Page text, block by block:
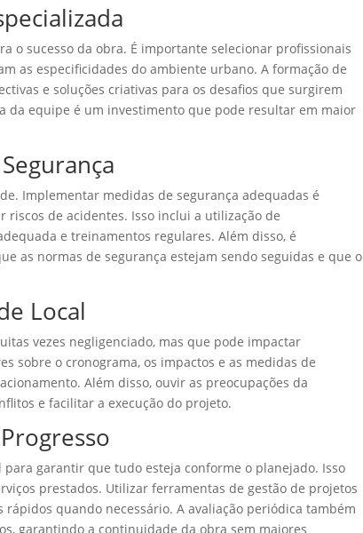
o sucesso da obra. É importante selecionar profissionais
as especificidades do ambiente urbano. A formação de
e soluções criativas para os desafios que surgirem
da equipe é um investimento que pode resultar em maior
Implementar medidas de segurança adequadas é
de acidentes. Isso inclui a utilização de
e treinamentos regulares. Além disso, é
as normas de segurança estejam sendo seguidas e que o
Local
vezes negligenciado, mas que pode impactar
sobre o cronograma, os impactos e as medidas de
Além disso, ouvir as preocupações da
e facilitar a execução do projeto.
garantir que tudo esteja conforme o planejado. Isso
prestados. Utilizar ferramentas de gestão de projetos
quando necessário. A avaliação periódica também
garantindo a continuidade da obra sem maiores